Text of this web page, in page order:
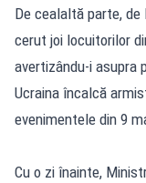
De cealaltă parte,
cerut joi locuitorilor
avertizându-i asupra
Ucraina încalcă
evenimentele din 9
Cu o zi înainte,